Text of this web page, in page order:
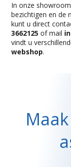
In onze
bezichtigen en de
kunt u direct
3662125 of mail
vindt u
webshop.